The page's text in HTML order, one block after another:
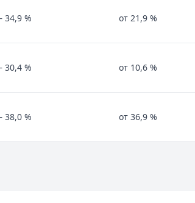
34,9 % от 21,9 %
30,4 % от 10,6 %
38,0 % от 36,9 %